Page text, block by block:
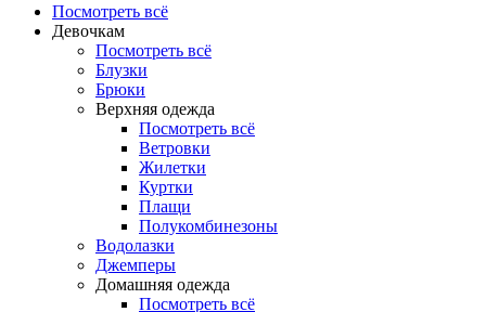
Посмотреть всё
Девочкам
Посмотреть всё
Блузки
Брюки
Верхняя одежда
Посмотреть всё
Ветровки
Жилетки
Куртки
Плащи
Полукомбинезоны
Водолазки
Джемперы
Домашняя одежда
Посмотреть всё